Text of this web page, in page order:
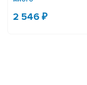
2 546 ₽